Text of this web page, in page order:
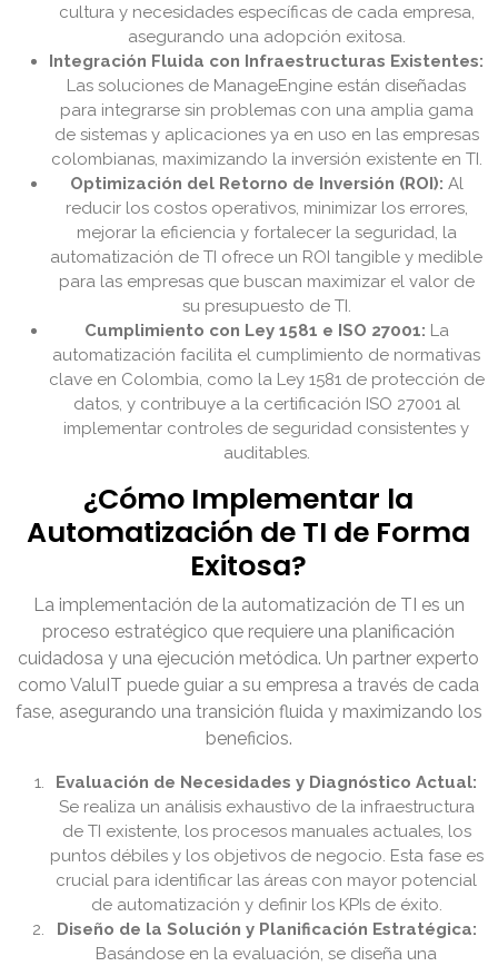
cultura y necesidades específicas de cada empresa,
asegurando una adopción exitosa.
Integración Fluida con Infraestructuras Existentes:
Las soluciones de ManageEngine están diseñadas
para integrarse sin problemas con una amplia gama
de sistemas y aplicaciones ya en uso en las empresas
colombianas, maximizando la inversión existente en TI.
Optimización del Retorno de Inversión (ROI): Al
reducir los costos operativos, minimizar los errores,
mejorar la eficiencia y fortalecer la seguridad, la
automatización de TI ofrece un ROI tangible y medible
para las empresas que buscan maximizar el valor de
su presupuesto de TI.
Cumplimiento con Ley 1581 e ISO 27001: La
automatización facilita el cumplimiento de normativas
clave en Colombia, como la Ley 1581 de protección de
datos, y contribuye a la certificación ISO 27001 al
implementar controles de seguridad consistentes y
auditables.
¿Cómo Implementar la
Automatización de TI de Forma
Exitosa?
La implementación de la automatización de TI es un
proceso estratégico que requiere una planificación
cuidadosa y una ejecución metódica. Un partner experto
como ValuIT puede guiar a su empresa a través de cada
fase, asegurando una transición fluida y maximizando los
beneficios.
Evaluación de Necesidades y Diagnóstico Actual:
Se realiza un análisis exhaustivo de la infraestructura
de TI existente, los procesos manuales actuales, los
puntos débiles y los objetivos de negocio. Esta fase es
crucial para identificar las áreas con mayor potencial
de automatización y definir los KPIs de éxito.
Diseño de la Solución y Planificación Estratégica:
Basándose en la evaluación, se diseña una